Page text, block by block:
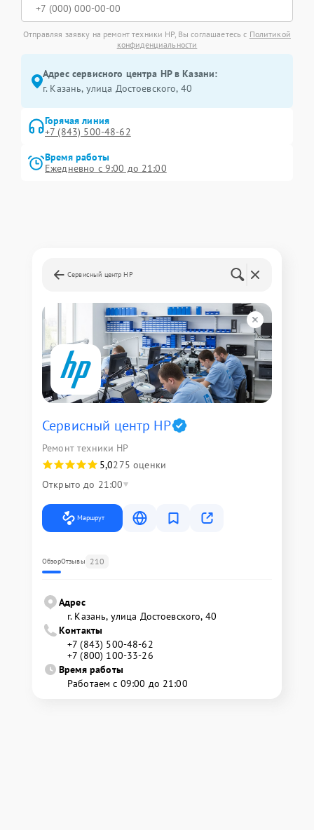
Отправляя заявку на ремонт техники HP, Вы соглашаетесь с Политикой
конфиденциальности
Адрес сервисного центра HP в Казани:
г. Казань, улица Достоевского, 40
Горячая линия
+7 (843) 500-48-62
Время работы
Ежедневно с 9:00 до 21:00
Сервисный центр HP
Сервисный центр HP
Ремонт техники HP
5,0275 оценки
Открыто до 21:00
Маршрут
ОбзорОтзывы 210
Адрес
г. Казань, улица Достоевского, 40
Контакты
+7 (843) 500-48-62
+7 (800) 100-33-26
Время работы
Работаем с 09:00 до 21:00